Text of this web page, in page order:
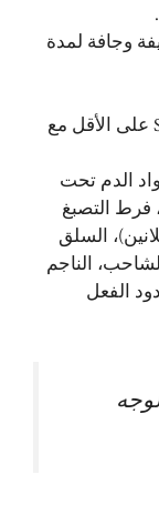
وجافة لمدة
استخدم واقيًا من الشمس SPF 50 على الأقل مع
الدم تحت
فرط التصبغ
السلق
الناجم
الفعل